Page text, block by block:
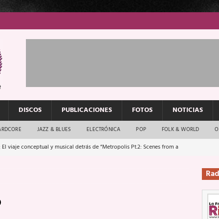
DISCOS PUBLICACIONES FOTOS NOTICIAS
JAZZ & BLUES ELECTRÓNICA POP FOLK & WORLD
El viaje conceptual y musical detrás de “Metropolis Pt.2: Scenes from a
El rock urbano sigue en buenas manos
que van a escucharte te saludan